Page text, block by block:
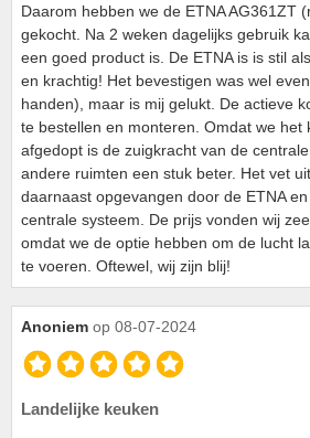
Daarom hebben we de ETNA AG361ZT
gekocht. Na 2 weken dagelijks gebruik
een goed product is. De ETNA is is stil
en krachtig! Het bevestigen was wel
handen), maar is mij gelukt. De actieve
te bestellen en monteren. Omdat we het
afgedopt is de zuigkracht van de
andere ruimten een stuk beter. Het vet
daarnaast opgevangen door de ETNA
centrale systeem. De prijs vonden wij
omdat we de optie hebben om de lucht
te voeren. Oftewel, wij zijn blij!
Anoniem op 08-07-2024
Landelijke keuken